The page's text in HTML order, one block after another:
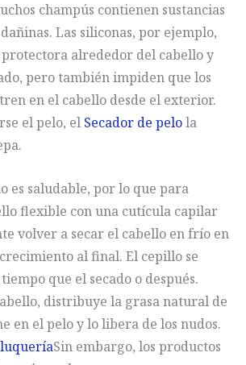
champús contienen sustancias
Las siliconas, por ejemplo,
protectora alrededor del cabello y
pero también impiden que los
en el cabello desde el exterior.
el pelo, el Secador de pelola
es saludable, por lo que para
flexible con una cutícula capilar
volver a secar el cabello en frío en
al final. El cepillo se
que el secado o después.
distribuye la grasa natural de
en el pelo y lo libera de los nudos.
Sin embargo, los productos